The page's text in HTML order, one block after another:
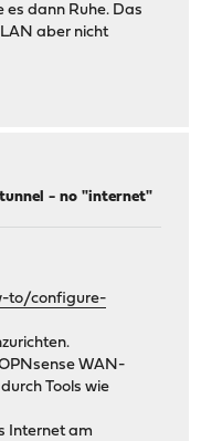
dann Ruhe. Das
aber nicht
- no "internet"
to/configure-
WAN-
Tools wie
Internet am